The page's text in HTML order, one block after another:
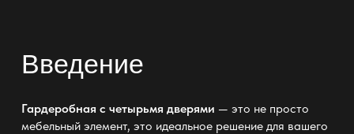
Введение
Гардеробная с четырьмя дверями — это не просто
мебельный элемент, это идеальное решение для вашего